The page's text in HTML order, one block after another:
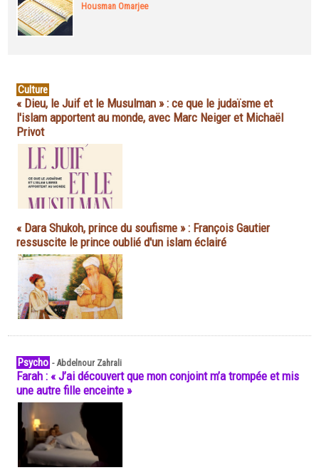
Housman Omarjee
Culture
« Dieu, le Juif et le Musulman » : ce que le judaïsme et
l'islam apportent au monde, avec Marc Neiger et Michaël
Privot
« Dara Shukoh, prince du soufisme » : François Gautier
ressuscite le prince oublié d'un islam éclairé
Psycho -Abdelnour Zahrali
Farah : « J’ai découvert que mon conjoint m’a trompée et mis
une autre fille enceinte »